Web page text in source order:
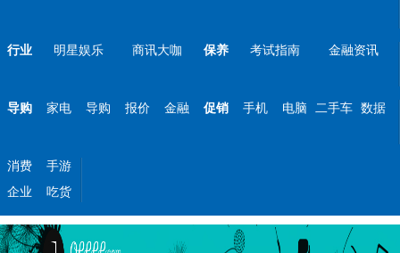
行业 明星娱乐 商讯大咖 保养 考试指南 金融资讯
导购 家电 导购 报价 金融 促销 手机 电脑 二手车 数据
消费
手游
企业
吃货